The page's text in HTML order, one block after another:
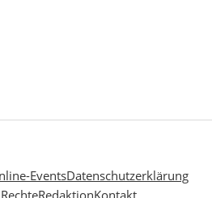
EventsDatenschutzerklärung
RedaktionKontakt